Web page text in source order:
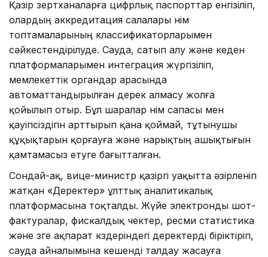
Қазір зертханаларға цифрлық паспорттар енгізіліп,
олардың аккредитация салалары өнім
топтамаларының классификаторларымен
сәйкестендірілуде. Сауда, сатып алу және кеден
платформаларымен интеграция жүргізіліп,
мемлекеттік органдар арасында
автоматтандырылған дерек алмасу жолға
қойылып отыр. Бұл шаралар өнім сапасы мен
қауіпсіздігін арттырып қана қоймай, тұтынушы
құқықтарын қорғауға және нарықтың ашықтығын
қамтамасыз етуге бағытталған.
Сондай-ақ, вице-министр қазіргі уақытта әзірленіп
жатқан «Деректер» ұлттық аналитикалық
платформасына тоқталды. Жүйе электронды шот-
фактуралар, фискалдық чектер, ресми статистика
және өзге ақпарат көздеріндегі деректерді біріктіріп,
сауда айналымына кешенді талдау жасауға